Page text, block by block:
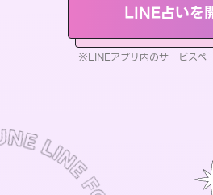
LINE占いを
※LINEアプリ内のサービスペ